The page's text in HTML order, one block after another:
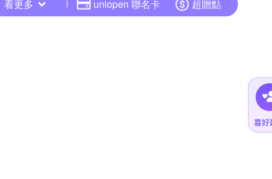
看更多 uniopen 聯名卡 超贈點